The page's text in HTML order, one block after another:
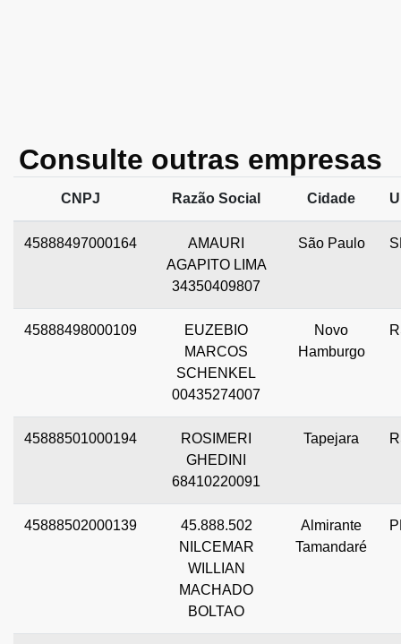
Consulte outras empresas
CNPJ Razão Social Cidade
45888497000164
AMAURI
AGAPITO LIMA
34350409807
São Paulo
45888498000109
EUZEBIO
MARCOS
SCHENKEL
00435274007
Novo
Hamburgo
45888501000194
ROSIMERI
GHEDINI
68410220091
Tapejara
45888502000139
45.888.502
NILCEMAR
WILLIAN
MACHADO
BOLTAO
Almirante
Tamandaré